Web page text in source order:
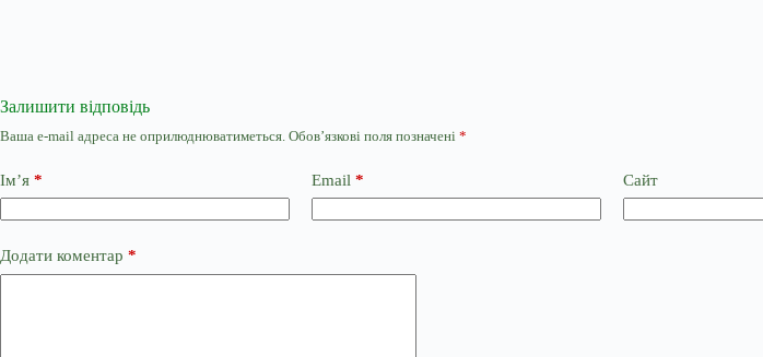
Залишити відповідь
Ваша e-mail адреса не оприлюднюватиметься. Обов’язкові поля позначені *
Ім’я * Email * Сайт
Додати коментар *